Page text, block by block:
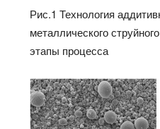
Рис.1 Технология
металлического
этапы процесса